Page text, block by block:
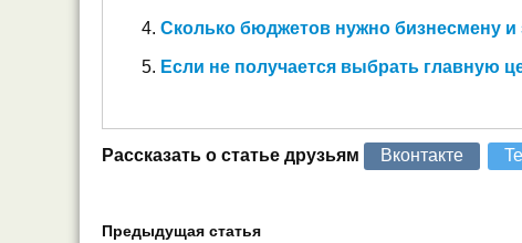
Сколько бюджетов нужно бизнесмену и
Если не получается выбрать главную
Рассказать о статье друзьям Вконтакте
Предыдущая статья